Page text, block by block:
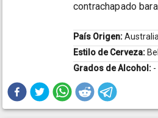
contrachapado
País Origen:
Estilo de Cerveza:
Grados de Alcohol: -